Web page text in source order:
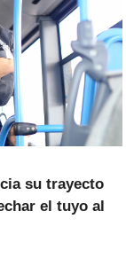
su trayecto
el tuyo al